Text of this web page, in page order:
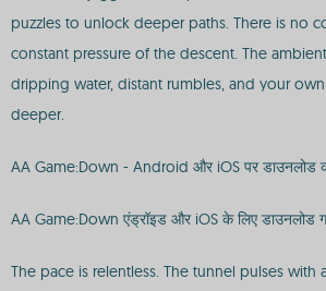
puzzles to unlock deeper paths. There is no
constant pressure of the descent. The
dripping water, distant rumbles, and your
deeper.
AA Game:Down - Android और iOS पर डाउनलोड
AA Game:Down एंड्रॉइड और iOS के लिए डाउनलोड
The pace is relentless. The tunnel pulses with